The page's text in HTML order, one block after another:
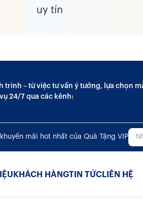
trình – từ việc tư vấn ý tưởng, lựa chọn
24/7 qua các kênh:
mãi hot nhất của Quà Tặng VIP
KHÁCH HÀNGTIN TỨCLIÊN HỆ